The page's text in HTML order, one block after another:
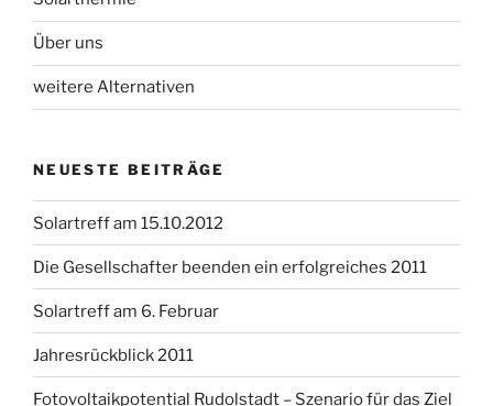
Über uns
weitere Alternativen
NEUESTE BEITRÄGE
Solartreff am 15.10.2012
Die Gesellschafter beenden ein erfolgreiches 2011
Solartreff am 6. Februar
Jahresrückblick 2011
Fotovoltaikpotential Rudolstadt – Szenario für das Ziel